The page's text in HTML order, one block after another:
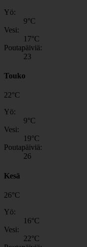
Yö:
9°C
Vesi:
17°C
Poutapäiviä:
23
Touko
22°C
Yö:
9°C
Vesi:
19°C
Poutapäiviä:
26
Kesä
26°C
Yö:
16°C
Vesi:
22°C